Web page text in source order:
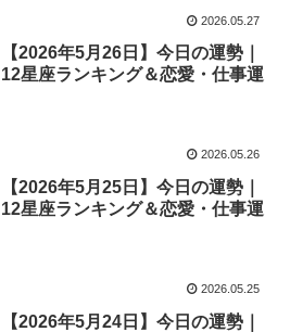
2026.05.27
【2026年5月26日】今日の運勢｜
12星座ランキング＆恋愛・仕事運
2026.05.26
【2026年5月25日】今日の運勢｜
12星座ランキング＆恋愛・仕事運
2026.05.25
【2026年5月24日】今日の運勢｜